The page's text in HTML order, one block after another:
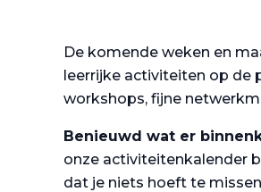
De komende weken en
leerrijke activiteiten op de
workshops, fijne
Benieuwd wat er
onze activiteitenkalender
dat je niets hoeft te